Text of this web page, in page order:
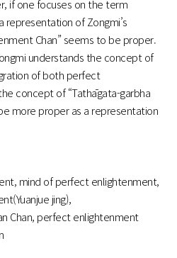
if one focuses on the term
representation of Zongmi’s
Chan” seems to be proper.
understands the concept of
of both perfect
concept of “Tathāgata-garbha
more proper as a representation
mind of perfect enlightenment,
jing),
Chan, perfect enlightenment